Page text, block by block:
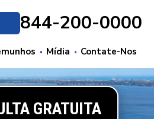
844-200-0000
Mídia Contate-Nos
GRATUITA